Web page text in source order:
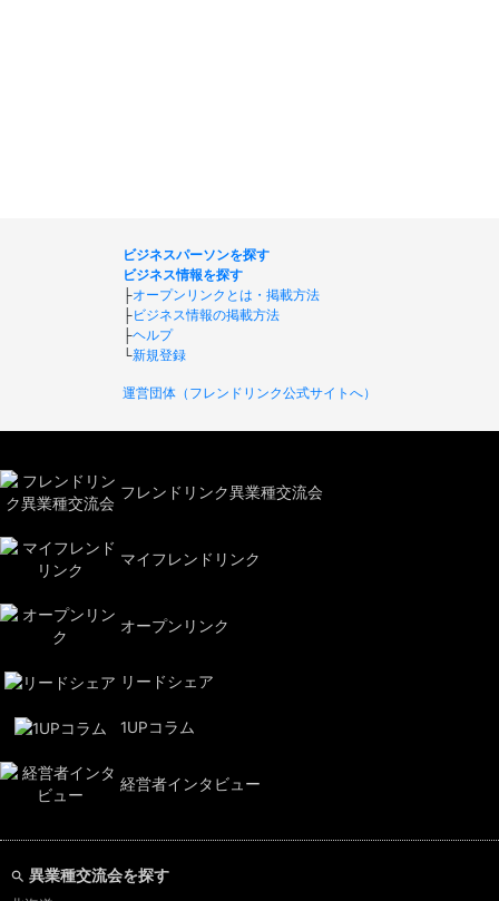
ビジネスパーソンを探す
ビジネス情報を探す
├オープンリンクとは・掲載方法
├ビジネス情報の掲載方法
├ヘルプ
└新規登録
運営団体（フレンドリンク公式サイトへ）
フレンドリンク異業種交流会
マイフレンドリンク
オープンリンク
リードシェア
1UPコラム
経営者インタビュー
異業種交流会を探す